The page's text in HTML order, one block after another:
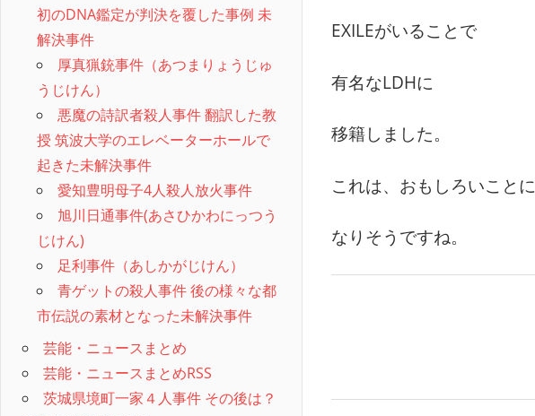
EXILEがいることで
有名なLDHに
移籍しました。
これは、おもしろいことに
なりそうですね。
初のDNA鑑定が判決を覆した事例 未
解決事件
厚真猟銃事件（あつまりょうじゅ
うじけん）
悪魔の詩訳者殺人事件 翻訳した教
授 筑波大学のエレベーターホールで
起きた未解決事件
愛知豊明母子4人殺人放火事件
旭川日通事件(あさひかわにっつう
じけん)
足利事件（あしかがじけん）
青ゲットの殺人事件 後の様々な都
市伝説の素材となった未解決事件
芸能・ニュースまとめ
芸能・ニュースまとめRSS
茨城県境町一家４人事件 その後は？